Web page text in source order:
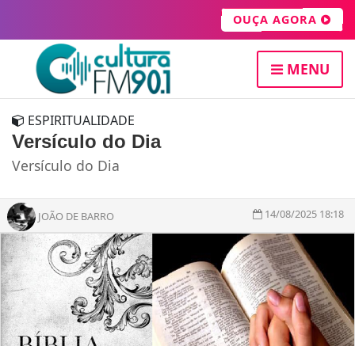
OUÇA AGORA
MENU
ESPIRITUALIDADE
Versículo do Dia
Versículo do Dia
JOÃO DE BARRO 14/08/2025 18:18